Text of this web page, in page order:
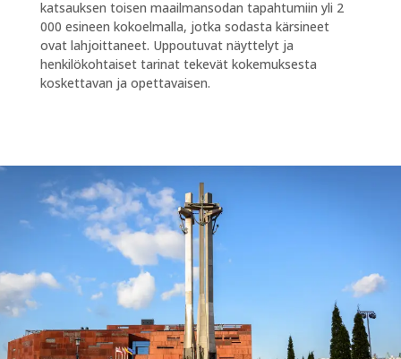
katsauksen toisen maailmansodan tapahtumiin yli 2
000 esineen kokoelmalla, jotka sodasta kärsineet
ovat lahjoittaneet. Uppoutuvat näyttelyt ja
henkilökohtaiset tarinat tekevät kokemuksesta
koskettavan ja opettavaisen.